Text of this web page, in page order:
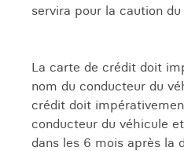
servira pour la caution du
La carte de crédit doit
nom du conducteur du
crédit doit
conducteur du véhicule
dans les 6 mois après la